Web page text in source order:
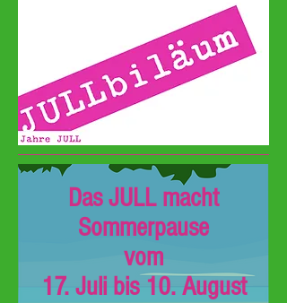
Das JULL macht
Sommerpause
vom
17. Juli bis 10. August